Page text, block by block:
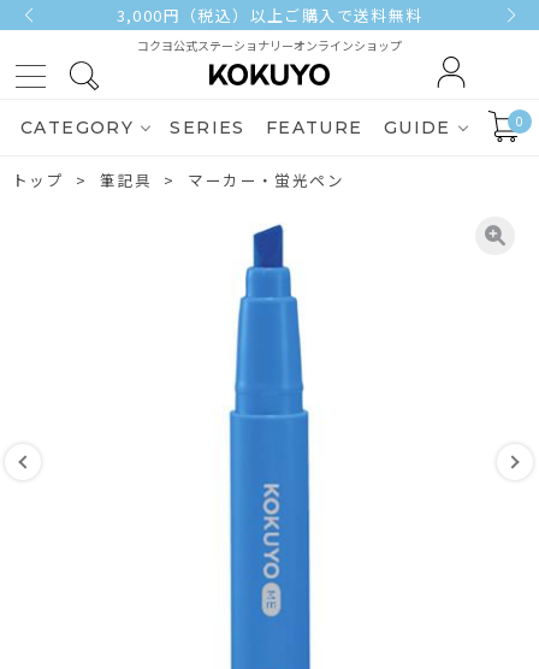
3,000円（税込）以上ご購入で送料無料
コクヨ公式ステーショナリーオンラインショップ
CATEGORY SERIES FEATURE GUIDE 0
トップ 筆記具 マーカー・蛍光ペン